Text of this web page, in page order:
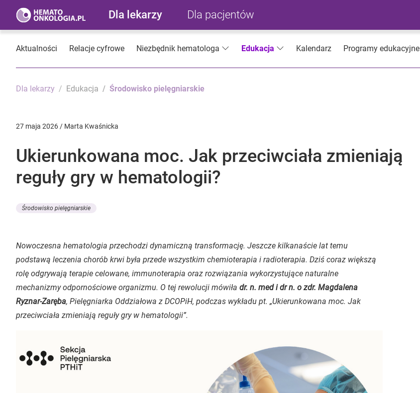
Dla lekarzy Dla pacjentów
Aktualności Relacje cyfrowe Niezbędnik hematologa Edukacja Kalendarz Programy edukacyjne
Dla lekarzy Edukacja Środowisko pielęgniarskie
27 maja 2026 / Marta Kwaśnicka
Ukierunkowana moc. Jak przeciwciała zmieniają
reguły gry w hematologii?
Środowisko pielęgniarskie
Nowoczesna hematologia przechodzi dynamiczną transformację. Jeszcze kilkanaście lat temu
podstawą leczenia chorób krwi była przede wszystkim chemioterapia i radioterapia. Dziś coraz większą
rolę odgrywają terapie celowane, immunoterapia oraz rozwiązania wykorzystujące naturalne
mechanizmy odpornościowe organizmu. O tej rewolucji mówiła dr. n. med i dr n. o zdr. Magdalena
Ryznar-Zaręba, Pielęgniarka Oddziałowa z DCOPiH, podczas wykładu pt. „Ukierunkowana moc. Jak
przeciwciała zmieniają reguły gry w hematologii”.